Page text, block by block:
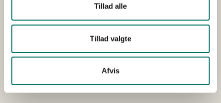
Tillad alle
Tillad valgte
Afvis
Teknologisk Institut